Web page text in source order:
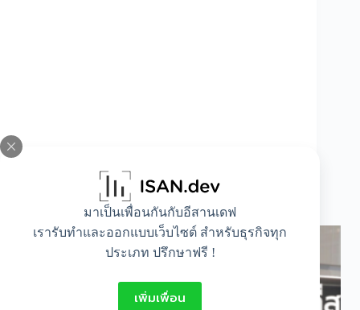
มาเป็นเพื่อนกันกับอีสานเดฟ
เรารับทำและออกแบบเว็บไซต์ สำหรับธุรกิจทุก
ประเภท ปรึกษาฟรี !
เพิ่มเพื่อน
เลือกอย่างไรให้ได้อ่างล้างจานที่สะดวก เหมาะ
กับการใช้งาน